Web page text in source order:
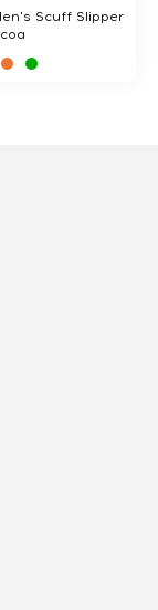
Scuff Slipper